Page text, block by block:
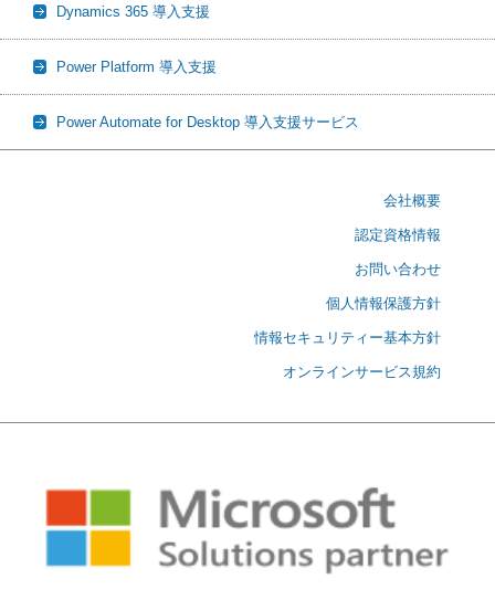
Dynamics 365 導入支援
Power Platform 導入支援
Power Automate for Desktop 導入支援サービス
会社概要
認定資格情報
お問い合わせ
個人情報保護方針
情報セキュリティー基本方針
オンラインサービス規約